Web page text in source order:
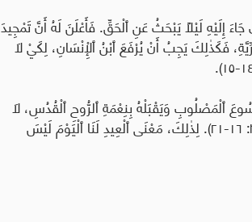
إِلَيْهِ لَيْلًا يَبْحَثُ عَنِ ٱلْحَقِّ. فَأَعْلَنَ لَهُ أَنَّ تَمْجِيدَ
فَكَذٰلِكَ يَجِبُ أَنْ يُرْفَعَ ٱبْنُ ٱلْإِنْسَانِ، لِكَيْ لَا
.
ٱلْمَصْلُوبِ وَيَقْبَلْهُ بِنِعْمَةِ ٱلرُّوحِ ٱلْقُدُسِ، لَا
يَهْلِكْ بَلْ يُصْبِحْ إِنْسَانًا جَدِيدًا، يَعِيشُ حَيَاةَ ٱللَّهِ ٱلْأَبَدِيَّةَ (يُوحَنَّا ٣: ١٦-٢١). لِذٰلِكَ، مَعْنَى ٱلْعِيدِ لَنَا ٱلْيَوْمَ لَيْسَ